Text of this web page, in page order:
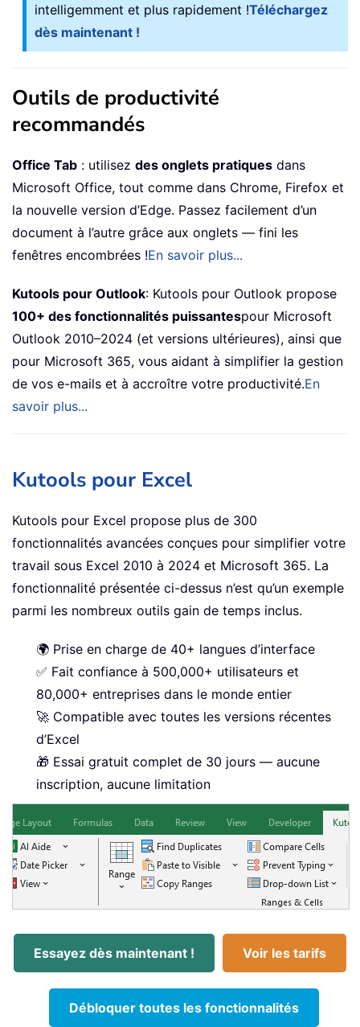
intelligemment et plus rapidement !Téléchargez
dès maintenant !
Outils de productivité
recommandés
Office Tab : utilisez des onglets pratiques dans
Microsoft Office, tout comme dans Chrome, Firefox et
la nouvelle version d’Edge. Passez facilement d’un
document à l’autre grâce aux onglets — fini les
fenêtres encombrées !En savoir plus...
Kutools pour Outlook: Kutools pour Outlook propose
100+ des fonctionnalités puissantespour Microsoft
Outlook 2010–2024 (et versions ultérieures), ainsi que
pour Microsoft 365, vous aidant à simplifier la gestion
de vos e-mails et à accroître votre productivité.En
savoir plus...
Kutools pour Excel
Kutools pour Excel propose plus de 300
fonctionnalités avancées conçues pour simplifier votre
travail sous Excel 2010 à 2024 et Microsoft 365. La
fonctionnalité présentée ci-dessus n’est qu’un exemple
parmi les nombreux outils gain de temps inclus.
🌍 Prise en charge de 40+ langues d’interface
✅ Fait confiance à 500,000+ utilisateurs et
80,000+ entreprises dans le monde entier
🚀 Compatible avec toutes les versions récentes
d’Excel
🎁 Essai gratuit complet de 30 jours — aucune
inscription, aucune limitation
Essayez dès maintenant ! Voir les tarifs
Débloquer toutes les fonctionnalités